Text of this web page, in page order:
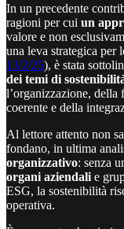
In un precedente
ragioni per cui un
valore e non
una leva strategica per
13/2/25), è stata
dei temi di
l’organizzazione, della
coerente e della
Al lettore attento non
fondano, in ultima
organizzativo: senza
organi aziendali e
ESG, la sostenibilità
operativa.